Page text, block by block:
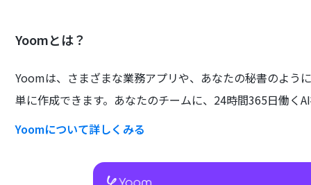
Yoomとは？
Yoomは、さまざまな業務アプリや、あなたの秘書のよう
単に作成できます。あなたのチームに、24時間365日働く
Yoomについて詳しくみる